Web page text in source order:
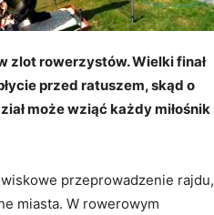
zlot rowerzystów. Wielki finał
przed ratuszem, skąd o
może wziąć każdy miłośnik
przeprowadzenie
miasta. W rowerowym